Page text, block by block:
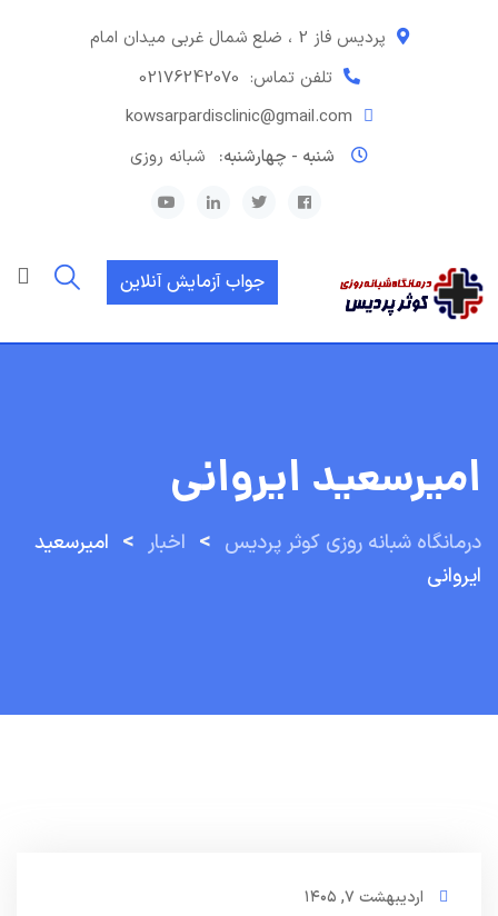
پردیس فاز 2 ، ضلع شمال غربی میدان امام
تلفن تماس: 02176242070
kowsarpardisclinic@gmail.com
شنبه - چهارشنبه:
شبانه روزی
جواب آزمایش آنلاین
امیرسعید ایروانی
درمانگاه شبانه روزی کوثر پردیس > اخبار > امیرسعید
ایروانی
اردیبهشت ۷, ۱۴۰۵